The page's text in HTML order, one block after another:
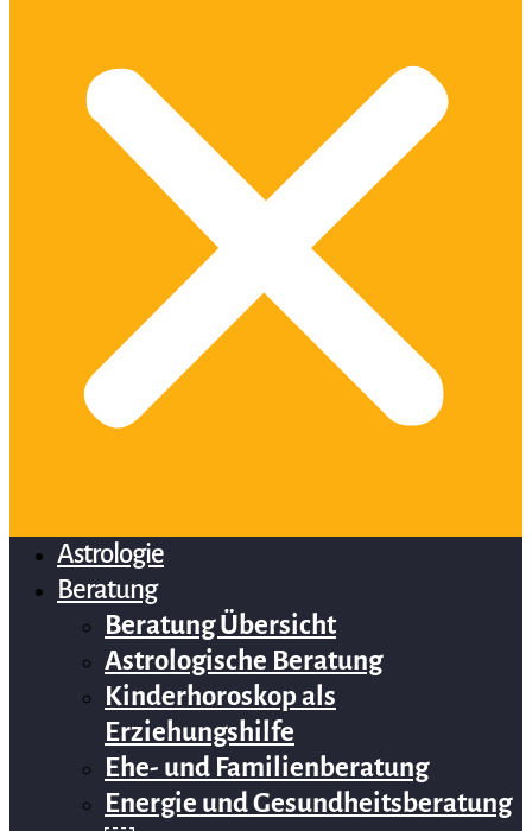
Astrologie
Beratung
Beratung Übersicht
Astrologische Beratung
Kinderhoroskop als
Erziehungshilfe
Ehe- und Familienberatung
Energie und Gesundheitsberatung